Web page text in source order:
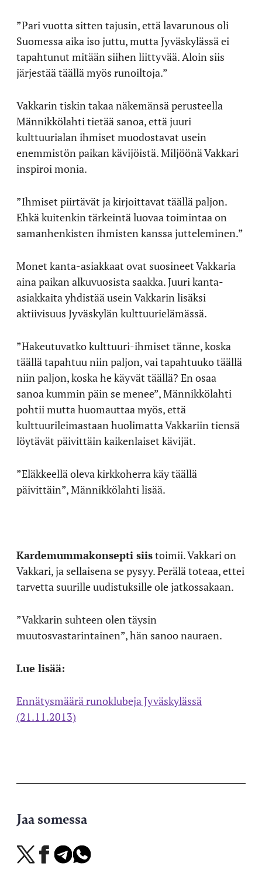
”Pari vuotta sitten tajusin, että lavarunous oli
Suomessa aika iso juttu, mutta Jyväskylässä ei
tapahtunut mitään siihen liittyvää. Aloin siis
järjestää täällä myös runoiltoja.”
Vakkarin tiskin takaa näkemänsä perusteella
Männikkölahti tietää sanoa, että juuri
kulttuurialan ihmiset muodostavat usein
enemmistön paikan kävijöistä. Miljöönä Vakkari
inspiroi monia.
”Ihmiset piirtävät ja kirjoittavat täällä paljon.
Ehkä kuitenkin tärkeintä luovaa toimintaa on
samanhenkisten ihmisten kanssa jutteleminen.”
Monet kanta-asiakkaat ovat suosineet Vakkaria
aina paikan alkuvuosista saakka. Juuri kanta-
asiakkaita yhdistää usein Vakkarin lisäksi
aktiivisuus Jyväskylän kulttuurielämässä.
”Hakeutuvatko kulttuuri-ihmiset tänne, koska
täällä tapahtuu niin paljon, vai tapahtuuko täällä
niin paljon, koska he käyvät täällä? En osaa
sanoa kummin päin se menee”, Männikkölahti
pohtii mutta huomauttaa myös, että
kulttuurileimastaan huolimatta Vakkariin tiensä
löytävät päivittäin kaikenlaiset kävijät.
”Eläkkeellä oleva kirkkoherra käy täällä
päivittäin”, Männikkölahti lisää.
Kardemummakonsepti siistoimii. Vakkari on
Vakkari, ja sellaisena se pysyy. Perälä toteaa, ettei
tarvetta suurille uudistuksille ole jatkossakaan.
”Vakkarin suhteen olen täysin
muutosvastarintainen”, hän sanoo nauraen.
Lue lisää:
Ennätysmäärä runoklubeja Jyväskylässä
(21.11.2013)
Jaa somessa
Jaa
X-
Jaa
Facebookissa
Jaa
Telegramissa
Jaa
WhatsAppissa